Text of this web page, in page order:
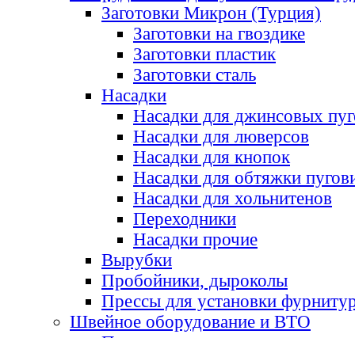
Заготовки Микрон (Турция)
Заготовки на гвоздике
Заготовки пластик
Заготовки сталь
Насадки
Насадки для джинсовых
Насадки для люверсов
Насадки для кнопок
Насадки для обтяжки
Насадки для хольнитенов
Переходники
Насадки прочие
Вырубки
Пробойники, дыроколы
Прессы для установки
Швейное оборудование и ВТО